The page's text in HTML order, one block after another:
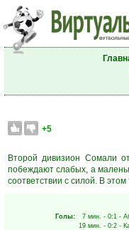
+5
Второй дивизион Сомали
побеждают слабых, а
соответствии с силой. В
Голы: 7 мин. - 0:1 -
19 мин. - 0:2 -